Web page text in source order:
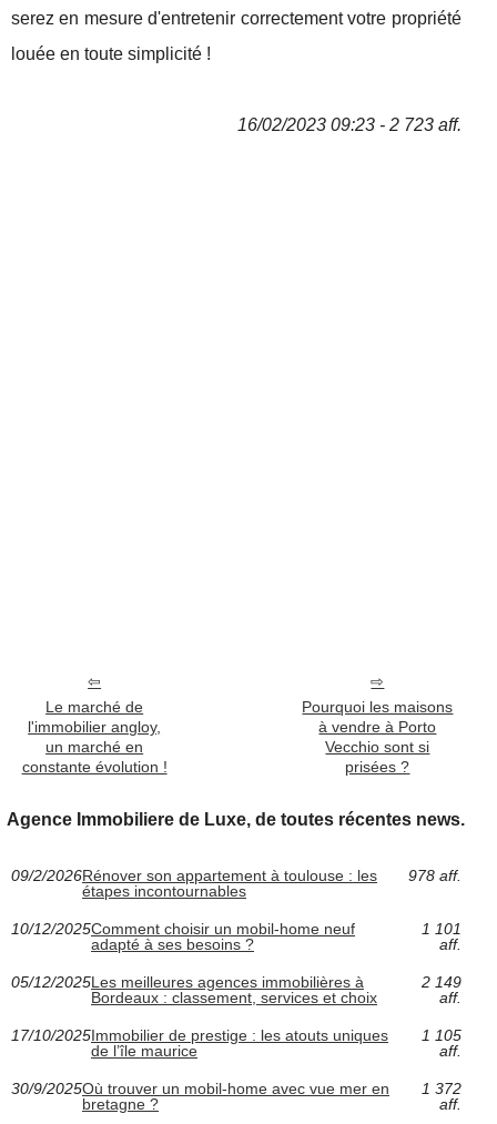
serez en mesure d'entretenir correctement votre propriété
louée en toute simplicité !
16/02/2023 09:23 - 2 723 aff.
Le marché de
l'immobilier angloy,
un marché en
constante évolution !
Pourquoi les maisons
à vendre à Porto
Vecchio sont si
prisées ?
Agence Immobiliere de Luxe, de toutes récentes news.
09/2/2026Rénover son appartement à toulouse : les
étapes incontournables
978 aff.
10/12/2025Comment choisir un mobil-home neuf
adapté à ses besoins ?
1 101
aff.
05/12/2025Les meilleures agences immobilières à
Bordeaux : classement, services et choix
2 149
aff.
17/10/2025Immobilier de prestige : les atouts uniques
de l’île maurice
1 105
aff.
30/9/2025Où trouver un mobil-home avec vue mer en
bretagne ?
1 372
aff.